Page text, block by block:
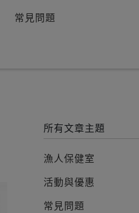
常見問題
所有文章主題
漁人保健室
活動與優惠
常見問題